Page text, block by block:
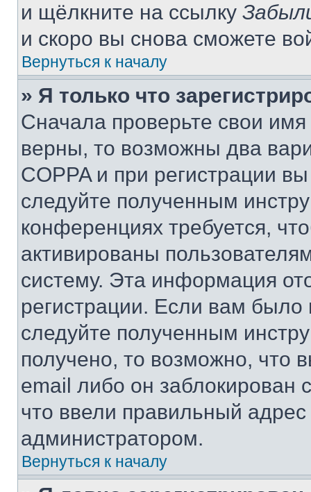
и щёлкните на ссылку
и скоро вы снова сможете
Вернуться к началу
» Я только что
Сначала проверьте свои
верны, то возможны два
COPPA и при регистрации
следуйте полученным
конференциях требуется,
активированы
систему. Эта информация
регистрации. Если вам
следуйте полученным
получено, то возможно, что
email либо он
что ввели правильный адрес
администратором.
Вернуться к началу